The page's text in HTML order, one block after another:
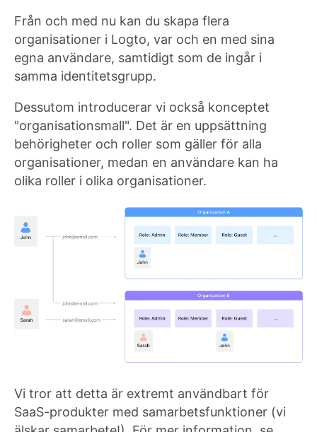
Från och med nu kan du skapa flera
organisationer i Logto, var och en med sina
egna användare, samtidigt som de ingår i
samma identitetsgrupp.
Dessutom introducerar vi också konceptet
"organisationsmall". Det är en uppsättning
behörigheter och roller som gäller för alla
organisationer, medan en användare kan ha
olika roller i olika organisationer.
Vi tror att detta är extremt användbart för
SaaS-produkter med samarbetsfunktioner (vi